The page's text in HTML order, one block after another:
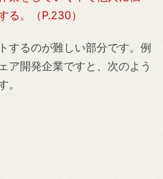
る。（P.230）
するのが難しい部分です。例
ア開発企業ですと、次のよう
。